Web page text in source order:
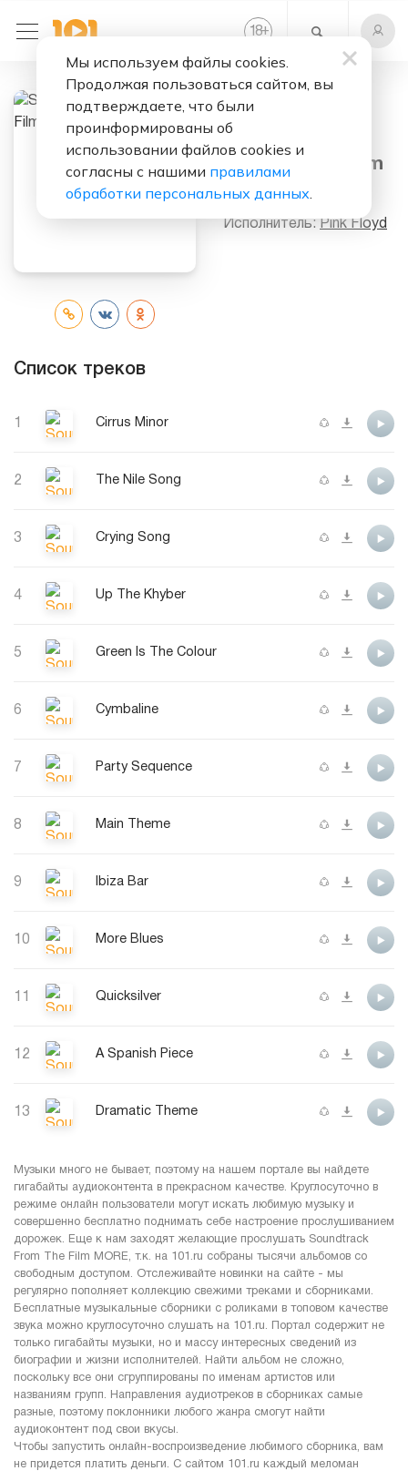
18+
Слушать бесплатно
Soundtrack From
Исполнитель: Pink Floyd
Список треков
1 Cirrus Minor
2 The Nile Song
3 Crying Song
4 Up The Khyber
5 Green Is The Colour
6 Cymbaline
7 Party Sequence
8 Main Theme
9 Ibiza Bar
10 More Blues
11 Quicksilver
12 A Spanish Piece
13 Dramatic Theme
Музыки много не бывает, поэтому на нашем портале вы найдете
гигабайты аудиоконтента в прекрасном качестве. Круглосуточно в
режиме онлайн пользователи могут искать любимую музыку и
совершенно бесплатно поднимать себе настроение прослушиванием
дорожек. Еще к нам заходят желающие прослушать Soundtrack
From The Film MORE, т.к. на 101.ru собраны тысячи альбомов со
свободным доступом. Отслеживайте новинки на сайте - мы
регулярно пополняет коллекцию свежими треками и сборниками.
Бесплатные музыкальные сборники с роликами в топовом качестве
звука можно круглосуточно слушать на 101.ru. Портал содержит не
только гигабайты музыки, но и массу интересных сведений из
биографии и жизни исполнителей. Найти альбом не сложно,
поскольку все они сгруппированы по именам артистов или
названиям групп. Направления аудиотреков в сборниках самые
разные, поэтому поклонники любого жанра смогут найти
аудиоконтент под свои вкусы.
Чтобы запустить онлайн-воспроизведение любимого сборника, вам
не придется платить деньги. С сайтом 101.ru каждый меломан
Мы используем файлы cookies.
Продолжая пользоваться сайтом, вы
подтверждаете, что были
проинформированы об
использовании файлов cookies и
согласны с нашими правилами
обработки персональных данных.